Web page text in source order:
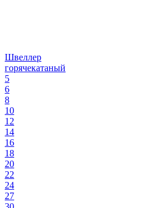
Швеллер
горячекатаный
5
6
8
10
12
14
16
18
20
22
24
27